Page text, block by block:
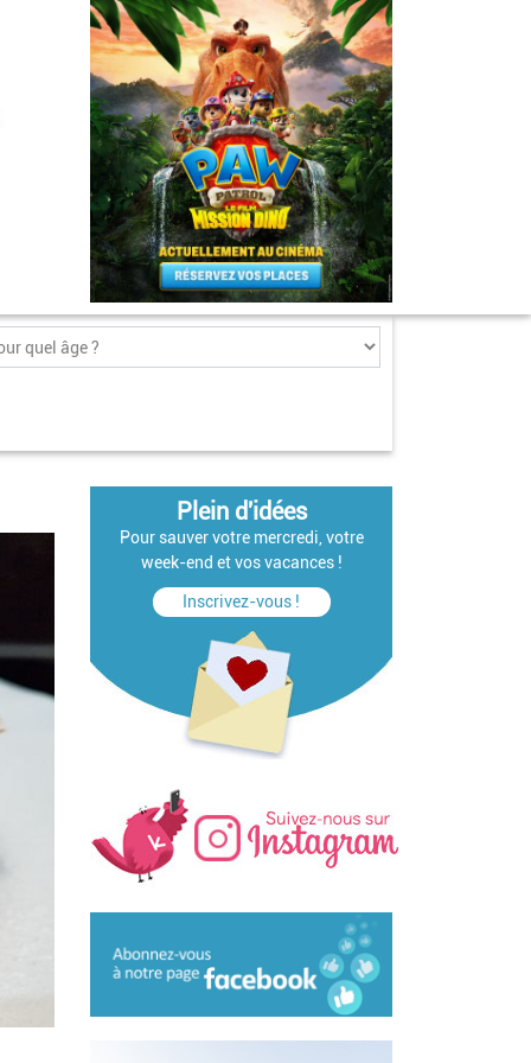
Plein d'idées
Pour sauver votre mercredi, votre
week-end et vos vacances !
Inscrivez-vous !